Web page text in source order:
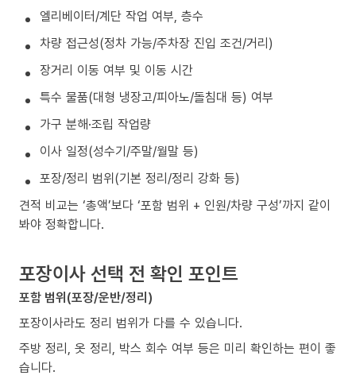
엘리베이터/계단 작업 여부, 층수
차량 접근성(정차 가능/주차장 진입 조건/거리)
장거리 이동 여부 및 이동 시간
특수 물품(대형 냉장고/피아노/돌침대 등) 여부
가구 분해·조립 작업량
이사 일정(성수기/주말/월말 등)
포장/정리 범위(기본 정리/정리 강화 등)
견적 비교는 ‘총액’보다 ‘포함 범위 + 인원/차량 구성’까지 같이
봐야 정확합니다.
포장이사 선택 전 확인 포인트
포함 범위(포장/운반/정리)
포장이사라도 정리 범위가 다를 수 있습니다.
주방 정리, 옷 정리, 박스 회수 여부 등은 미리 확인하는 편이 좋
습니다.